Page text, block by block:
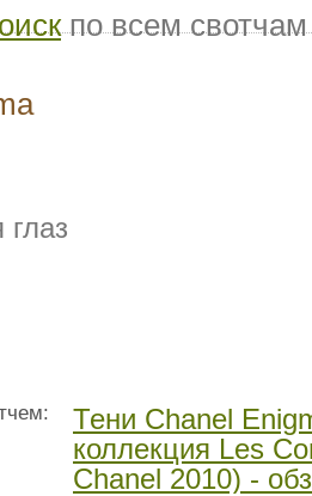
по всем свотчам
глаз
Тени Chanel
коллекция Les
Chanel 2010) -